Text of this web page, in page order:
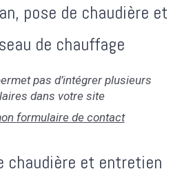
pose de chaudière et
de chauffage
pas d’intégrer plusieurs
dans votre site
formulaire de contact
chaudière et entretien